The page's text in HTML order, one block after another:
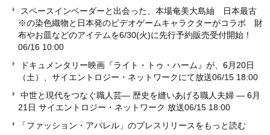
スペースインベーダーと出会った、本場奄美大島紬 日本最古
※の染色織物と日本発のビデオゲームキャラクターがコラボ 財
布やお皿などのアイテムを6/30(火)に先行予約販売受付開始！
06/16 10:00
ドキュメンタリー映画『ライト・トゥ・ハーム』が、6月20日
（土）、サイエントロジー・ネットワークにて放送06/15 18:00
中世と現代をつなぐ職人芸― 歴史を縫いあげる職人夫婦 ― 6月
21日 サイエントロジー・ネットワーク 放送06/15 18:00
「ファッション・アパレル」のプレスリリースをもっと読む